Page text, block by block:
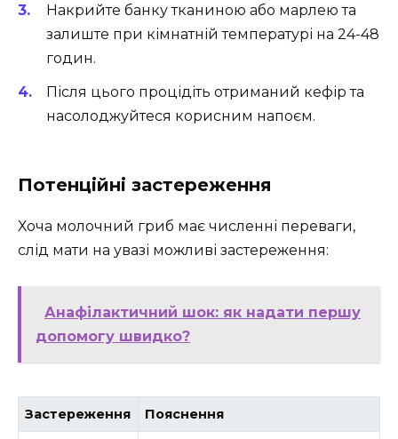
Накрийте банку тканиною або марлею та
залиште при кімнатній температурі на 24-48
годин.
Після цього процідіть отриманий кефір та
насолоджуйтеся корисним напоєм.
Потенційні застереження
Хоча молочний гриб має численні переваги,
слід мати на увазі можливі застереження:
Анафілактичний шок: як надати першу
допомогу швидко?
Застереження Пояснення